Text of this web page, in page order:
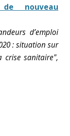
nouveau
d’emploi
: situation sur
sanitaire",